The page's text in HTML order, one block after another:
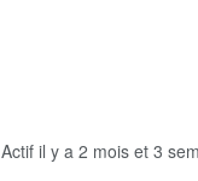
Actif il y a 2 mois et 3